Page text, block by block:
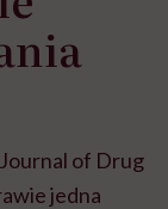
of Drug
jedna